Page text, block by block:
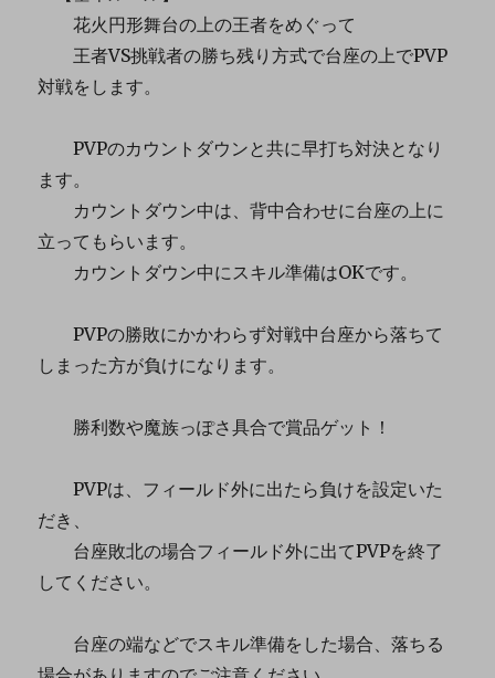
花火円形舞台の上の王者をめぐって
王者VS挑戦者の勝ち残り方式で台座の上でPVP
対戦をします。
PVPのカウントダウンと共に早打ち対決となり
ます。
カウントダウン中は、背中合わせに台座の上に
立ってもらいます。
カウントダウン中にスキル準備はOKです。
PVPの勝敗にかかわらず対戦中台座から落ちて
しまった方が負けになります。
勝利数や魔族っぽさ具合で賞品ゲット！
PVPは、フィールド外に出たら負けを設定いた
だき、
台座敗北の場合フィールド外に出てPVPを終了
してください。
台座の端などでスキル準備をした場合、落ちる